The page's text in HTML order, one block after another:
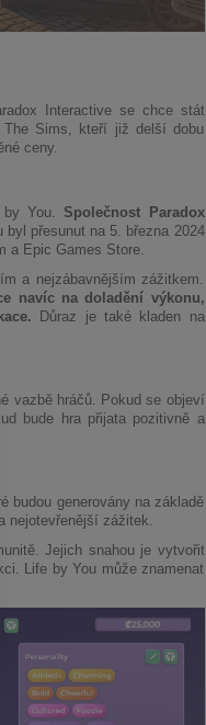
Interactive se chce stát
The Sims, kteří již delší dobu
ceny.
You. Společnost Paradox
přesunut na 5. března 2024
a Epic Games Store.
a nejzábavnějším zážitkem.
navíc na doladění výkonu,
Důraz je také kladen na
vazbě hráčů. Pokud se objeví
bude hra přijata pozitivně a
budou generovány na základě
zážitek.
Jejich snahou je vytvořit
Life by You může znamenat